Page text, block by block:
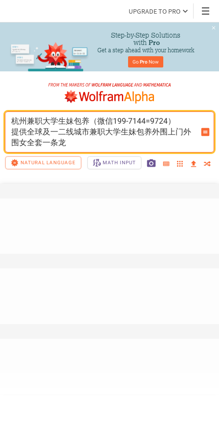
UPGRADE TO PRO
Step-by-Step Solutions
with Pro
Get a step ahead with your homework
Go Pro Now
杭州兼职大学生妹包养（微信199-7144=9724）
提供全球及一二线城市兼职大学生妹包养外围上门外
围女全套一条龙
NATURAL LANGUAGE MATH INPUT